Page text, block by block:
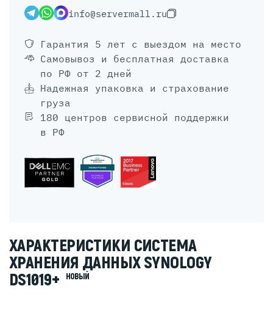
info@servermall.ru
Гарантия 5 лет с выездом на место
Самовывоз и бесплатная доставка
по РФ от 2 дней
Надежная упаковка и страхование
груза
180 центров сервисной поддержки
в РФ
ХАРАКТЕРИСТИКИ СИСТЕМА
ХРАНЕНИЯ ДАННЫХ SYNOLOGY
DS1019+
НОВЫЙ